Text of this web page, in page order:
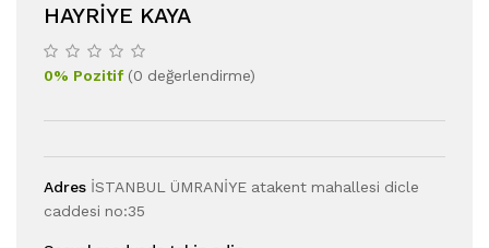
HAYRIYE KAYA
0% Pozitif(0 değerlendirme)
Adres İSTANBUL ÜMRANİYE atakent mahallesi dicle
caddesi no:35